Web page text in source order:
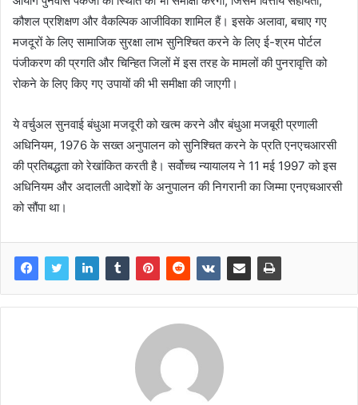
कौशल प्रशिक्षण और वैकल्पिक आजीविका शामिल हैं। इसके अलावा, बचाए गए
मजदूरों के लिए सामाजिक सुरक्षा लाभ सुनिश्चित करने के लिए ई-श्रम पोर्टल
पंजीकरण की प्रगति और चिन्हित जिलों में इस तरह के मामलों की पुनरावृत्ति को
रोकने के लिए किए गए उपायों की भी समीक्षा की जाएगी।
ये वर्चुअल सुनवाई बंधुआ मजदूरी को खत्‍म करने और बंधुआ मजबूरी प्रणाली
अधिनियम, 1976 के सख्‍त अनुपालन को सुनिश्चित करने के प्रति एनएचआरसी
की प्रतिबद्धता को रेखांकित करती है। सर्वोच्च न्यायालय ने 11 मई 1997 को इस
अधिनियम और अदालती आदेशों के अनुपालन की निगरानी का जिम्‍मा एनएचआरसी
को सौंपा था।